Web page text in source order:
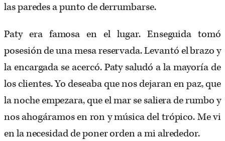
las paredes a punto de derrumbarse.
Paty era famosa en el lugar. Enseguida tomó
posesión de una mesa reservada. Levantó el brazo y
la encargada se acercó. Paty saludó a la mayoría de
los clientes. Yo deseaba que nos dejaran en paz, que
la noche empezara, que el mar se saliera de rumbo y
nos ahogáramos en ron y música del trópico. Me vi
en la necesidad de poner orden a mi alrededor.